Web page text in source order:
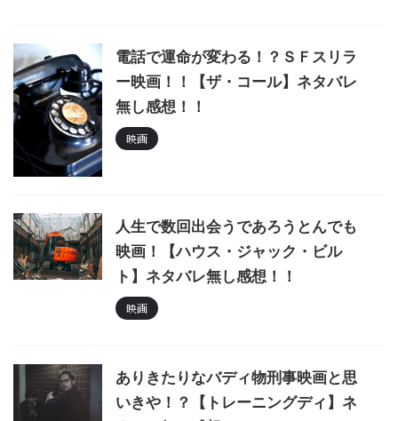
電話で運命が変わる！？ＳＦスリラ
ー映画！！【ザ・コール】ネタバレ
無し感想！！
映画
人生で数回出会うであろうとんでも
映画！【ハウス・ジャック・ビル
ト】ネタバレ無し感想！！
映画
ありきたりなバディ物刑事映画と思
いきや！？【トレーニングディ】ネ